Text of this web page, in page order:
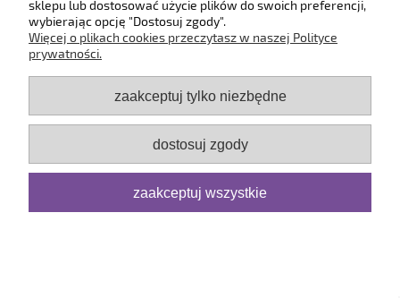
Sklep internetowy Shoper.pl
sklepu lub dostosować użycie plików do swoich preferencji,
wybierając opcję "Dostosuj zgody".
Więcej o plikach cookies przeczytasz w naszej Polityce
prywatności.
zaakceptuj tylko niezbędne
dostosuj zgody
zaakceptuj wszystkie